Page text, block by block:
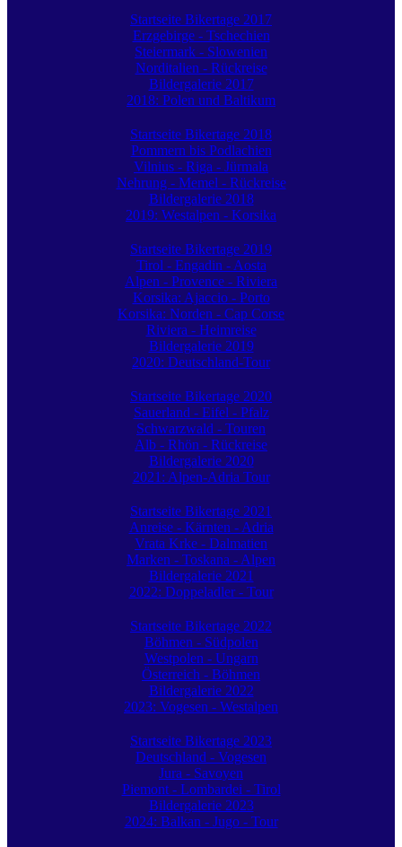
Startseite Bikertage 2017
Erzgebirge - Tschechien
Steiermark - Slowenien
Norditalien - Rückreise
Bildergalerie 2017
2018: Polen und Baltikum
Startseite Bikertage 2018
Pommern bis Podlachien
Vilnius - Riga - Jürmala
Nehrung - Memel - Rückreise
Bildergalerie 2018
2019: Westalpen - Korsika
Startseite Bikertage 2019
Tirol - Engadin - Aosta
Alpen - Provence - Riviera
Korsika: Ajaccio - Porto
Korsika: Norden - Cap Corse
Riviera - Heimreise
Bildergalerie 2019
2020: Deutschland-Tour
Startseite Bikertage 2020
Sauerland - Eifel - Pfalz
Schwarzwald - Touren
Alb - Rhön - Rückreise
Bildergalerie 2020
2021: Alpen-Adria Tour
Startseite Bikertage 2021
Anreise - Kärnten - Adria
Vrata Krke - Dalmatien
Marken - Toskana - Alpen
Bildergalerie 2021
2022: Doppeladler - Tour
Startseite Bikertage 2022
Böhmen - Südpolen
Westpolen - Ungarn
Österreich - Böhmen
Bildergalerie 2022
2023: Vogesen - Westalpen
Startseite Bikertage 2023
Deutschland - Vogesen
Jura - Savoyen
Piemont - Lombardei - Tirol
Bildergalerie 2023
2024: Balkan - Jugo - Tour